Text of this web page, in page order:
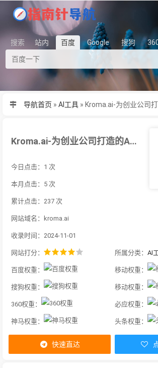
搜索 站内 百度 Google 搜狗
导航首页 » AI工具 »
Kroma.ai-为创业公司打造的AI生成商业计划书PPT设计工具，旨在帮助创
今日点击：1 次
本月点击：5 次
累计点击：237 次
网站域名：kroma.ai
收录时间：2024-11-01
网站打分： 所属分类： AI
百度权重： 移动权重：
搜狗权重： 移动权重：
360权重： 必应权重：
神马权重： 头条权重：
快速直达